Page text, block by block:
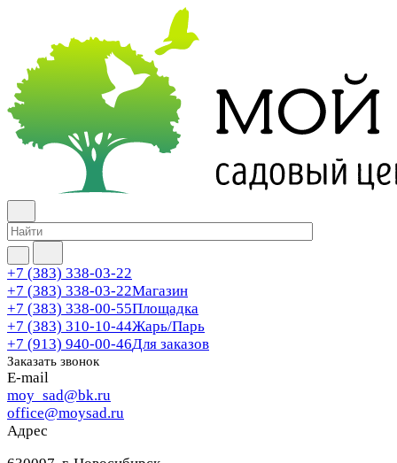
+7 (383) 338-03-22
+7 (383) 338-03-22Магазин
+7 (383) 338-00-55Площадка
+7 (383) 310-10-44Жарь/Парь
+7 (913) 940-00-46Для заказов
Заказать звонок
E-mail
moy_sad@bk.ru
office@moysad.ru
Адрес